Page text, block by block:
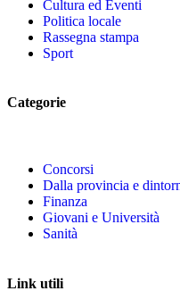
Cultura ed Eventi
Politica locale
Rassegna stampa
Sport
Categorie
Concorsi
Dalla provincia e
Finanza
Giovani e Università
Sanità
Link utili